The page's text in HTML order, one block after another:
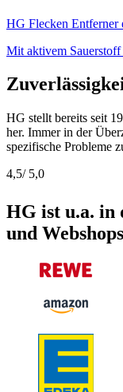
HG Flecken Entferner
Mit aktivem Sauerstoff
HG stellt bereits seit
her. Immer in der
spezifische Probleme
4,5/ 5,0
HG ist u.a. in
und